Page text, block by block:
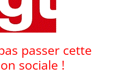
passer cette
sociale !